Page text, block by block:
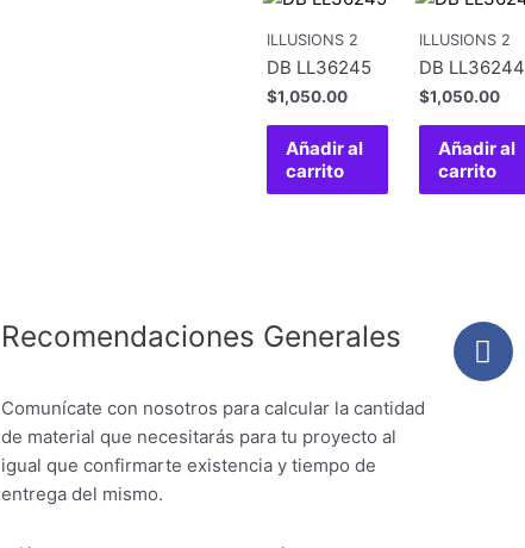
ILLUSIONS 2
DB LL36245
$1,050.00
Añadir al
carrito
ILLUSIONS 2
DB LL36244
$1,050.00
Añadir al
carrito
Recomendaciones Generales
Comunícate con nosotros para calcular la cantidad
de material que necesitarás para tu proyecto al
igual que confirmarte existencia y tiempo de
entrega del mismo.